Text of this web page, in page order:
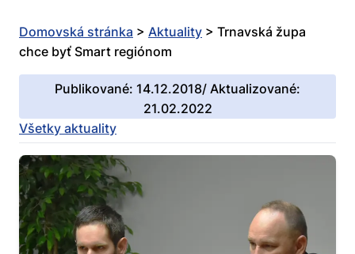
Domovská stránka > Aktuality > Trnavská župa
chce byť Smart regiónom
Publikované: 14.12.2018/ Aktualizované:
21.02.2022
Všetky aktuality